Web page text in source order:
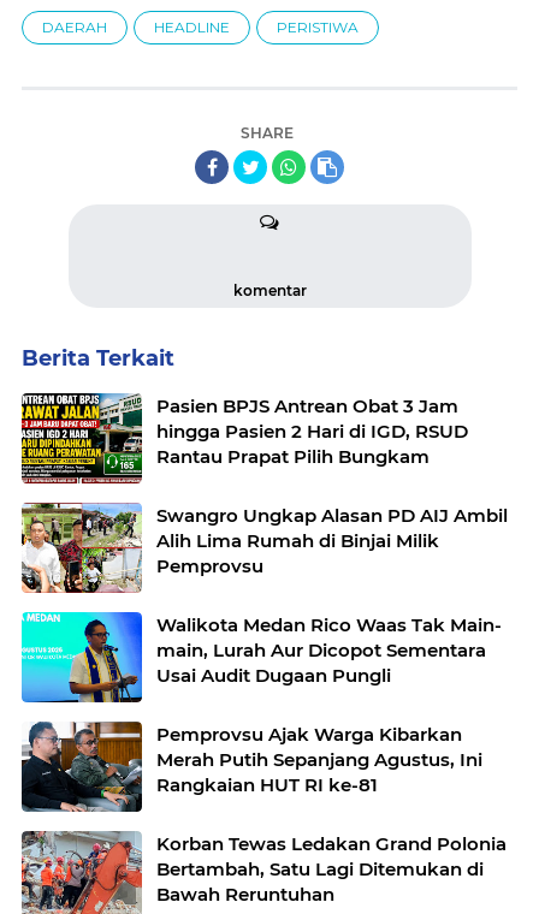
DAERAH HEADLINE PERISTIWA
SHARE
komentar
Berita Terkait
Pasien BPJS Antrean Obat 3 Jam
hingga Pasien 2 Hari di IGD, RSUD
Rantau Prapat Pilih Bungkam
Swangro Ungkap Alasan PD AIJ Ambil
Alih Lima Rumah di Binjai Milik
Pemprovsu
Walikota Medan Rico Waas Tak Main-
main, Lurah Aur Dicopot Sementara
Usai Audit Dugaan Pungli
Pemprovsu Ajak Warga Kibarkan
Merah Putih Sepanjang Agustus, Ini
Rangkaian HUT RI ke-81
Korban Tewas Ledakan Grand Polonia
Bertambah, Satu Lagi Ditemukan di
Bawah Reruntuhan